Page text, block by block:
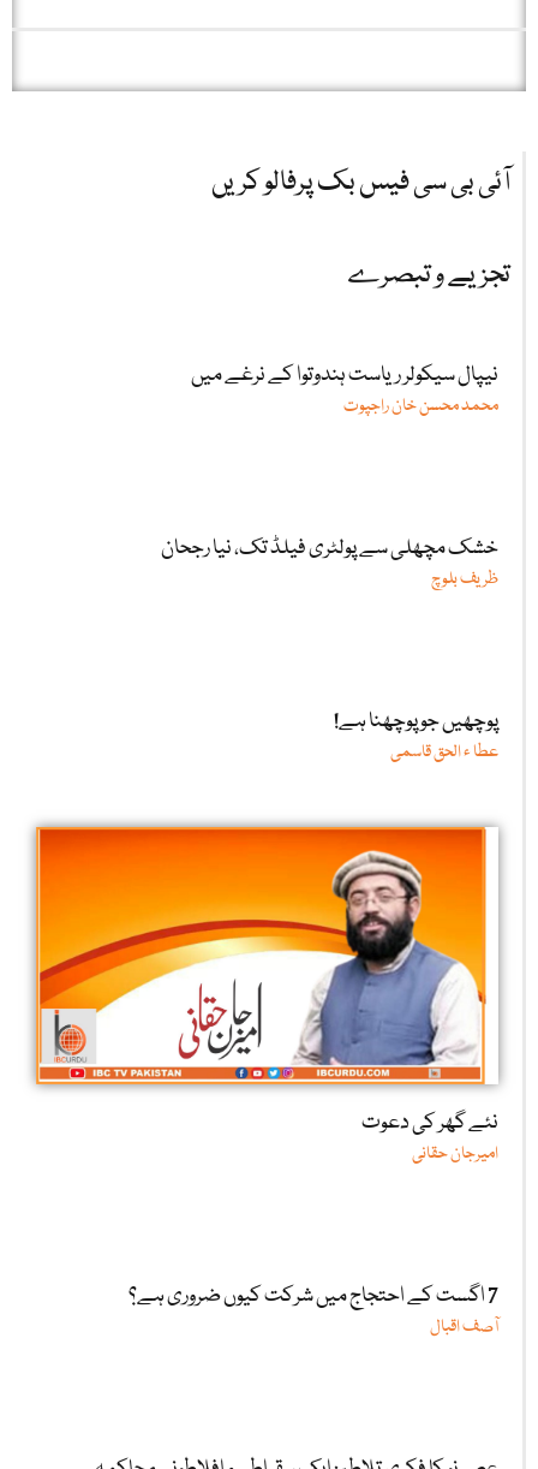
آئی بی سی فیس بک پرفالو کریں
تجزیے و تبصرے
نیپال سیکولر ریاست ہندوتوا کے نرغے میں
محمد محسن خان راجپوت
خشک مچھلی سے پولٹری فیلڈ تک، نیا رجحان
ظریف بلوچ
پوچھیں جو پوچھنا ہے!
عطا ء الحق قاسمی
نئے گھر کی دعوت
امیرجان حقانی
7 اگست کے احتجاج میں شرکت کیوں ضروری ہے؟
آصف اقبال